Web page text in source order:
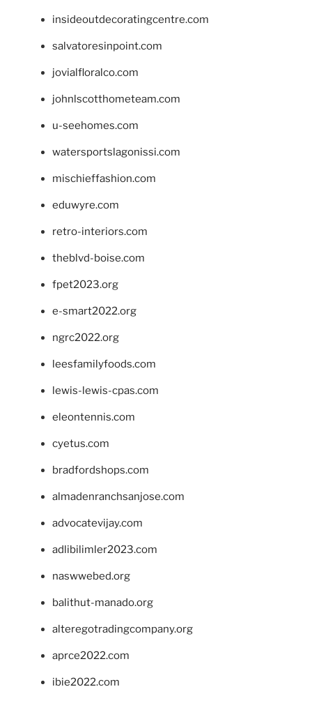
insideoutdecoratingcentre.com
salvatoresinpoint.com
jovialfloralco.com
johnlscotthometeam.com
u-seehomes.com
watersportslagonissi.com
mischieffashion.com
eduwyre.com
retro-interiors.com
theblvd-boise.com
fpet2023.org
e-smart2022.org
ngrc2022.org
leesfamilyfoods.com
lewis-lewis-cpas.com
eleontennis.com
cyetus.com
bradfordshops.com
almadenranchsanjose.com
advocatevijay.com
adlibilimler2023.com
naswwebed.org
balithut-manado.org
alteregotradingcompany.org
aprce2022.com
ibie2022.com